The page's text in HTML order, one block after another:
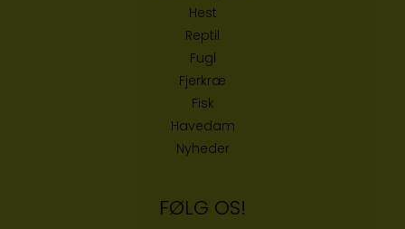
Hest
Reptil
Fugl
Fjerkræ
Fisk
Havedam
Nyheder
FØLG OS!